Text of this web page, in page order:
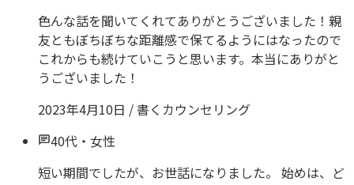
色んな話を聞いてくれてありがとうございました！親
友ともぼちぼちな距離感で保てるようにはなったので
これからも続けていこうと思います。本当にありがと
うございました！
2023年4月10日 /書くカウンセリング
40代 ・ 女性
短い期間でしたが、お世話になりました。 始めは、ど